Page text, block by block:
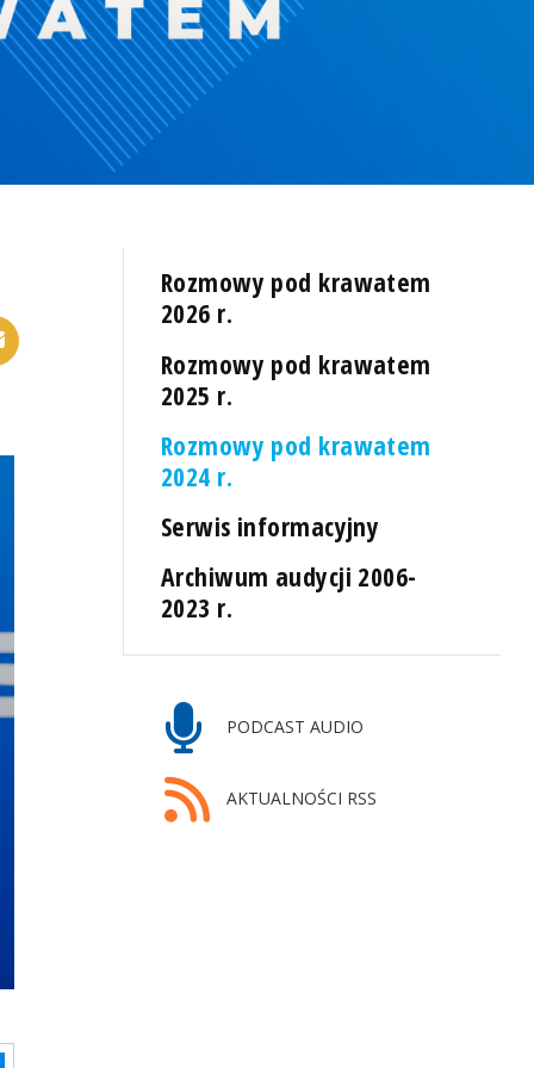
Rozmowy pod krawatem
2026 r.
Rozmowy pod krawatem
2025 r.
Rozmowy pod krawatem
2024 r.
Serwis informacyjny
Archiwum audycji 2006-
2023 r.
PODCAST AUDIO
AKTUALNOŚCI RSS